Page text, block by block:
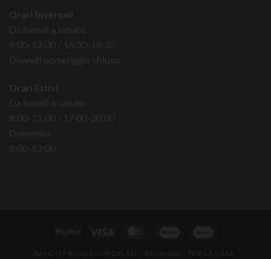
Orari Invernali
Da lunedì a sabato
8:00-13:00 / 16:30-19:30
Giovedì pomeriggio chiuso
Orari Estivi
Da lunedì a sabato
8:00-13:00 / 17:00-20:00
Domenica
8:00-13:00